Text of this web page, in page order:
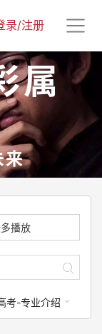
录/注册
属
来
播放
考-专业介绍